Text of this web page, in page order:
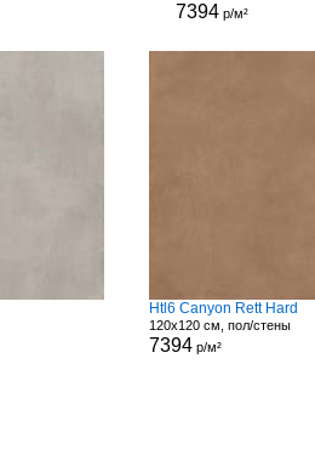
7394 р/м²
Htl6 Canyon Rett Hard
120x120 см, пол/стены
7394р/м²